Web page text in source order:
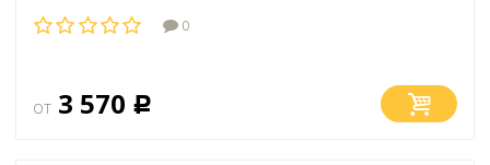
0
от 3 570 Р